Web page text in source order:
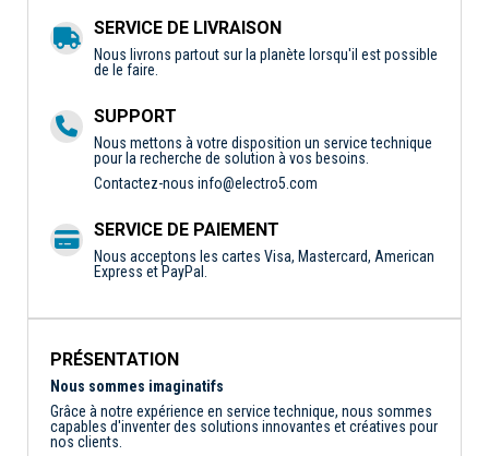
SERVICE DE LIVRAISON
Nous livrons partout sur la planète lorsqu'il est possible
de le faire.
SUPPORT
Nous mettons à votre disposition un service technique
pour la recherche de solution à vos besoins.
Contactez-nous info@electro5.com
SERVICE DE PAIEMENT
Nous acceptons les cartes Visa, Mastercard, American
Express et PayPal.
PRÉSENTATION
Nous sommes imaginatifs
Grâce à notre expérience en service technique, nous sommes
capables d'inventer des solutions innovantes et créatives pour
nos clients.